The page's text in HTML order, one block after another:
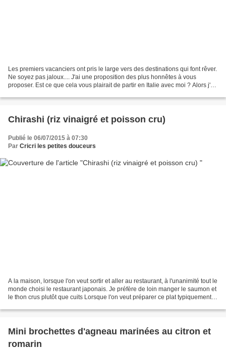
Les premiers vacanciers ont pris le large vers des destinations qui font rêver.
Ne soyez pas jaloux.... J'ai une proposition des plus honnêtes à vous
proposer. Est ce que cela vous plairait de partir en Italie avec moi ? Alors j'ai
Chirashi (riz vinaigré et poisson cru)
Publié le 06/07/2015 à 07:30
Par Cricri les petites douceurs
A la maison, lorsque l'on veut sortir et aller au restaurant, à l'unanimité tout le
monde choisi le restaurant japonais. Je préfère de loin manger le saumon et
le thon crus plutôt que cuits Lorsque l'on veut préparer ce plat typiquement
Mini brochettes d'agneau marinées au citron et
romarin